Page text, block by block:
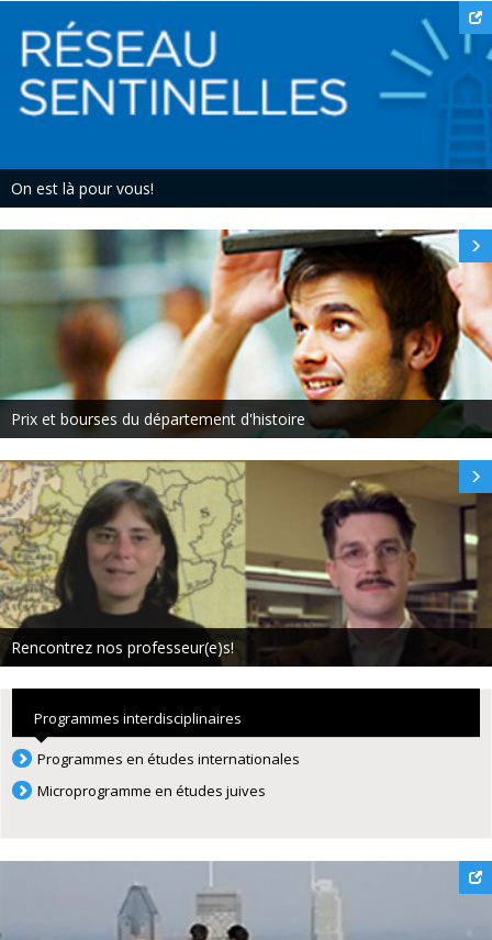
On est là pour vous!
Prix et bourses du département d'histoire
Rencontrez nos professeur(e)s!
Programmes interdisciplinaires
Programmes en études internationales
Microprogramme en études juives